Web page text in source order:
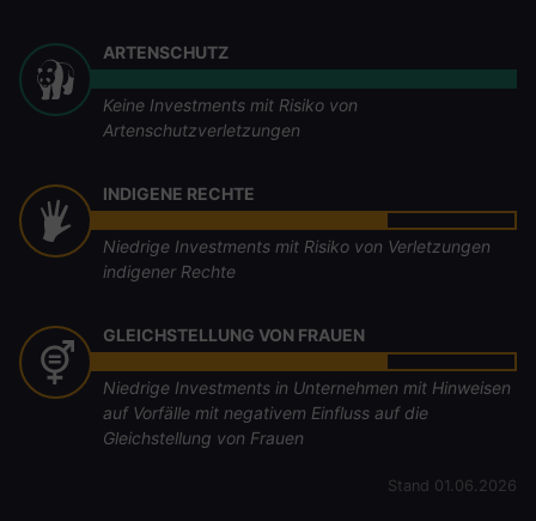
ARTENSCHUTZ
Keine Investments mit Risiko von
Artenschutzverletzungen
INDIGENE RECHTE
Niedrige Investments mit Risiko von Verletzungen
indigener Rechte
GLEICHSTELLUNG VON FRAUEN
Niedrige Investments in Unternehmen mit Hinweisen
auf Vorfälle mit negativem Einfluss auf die
Gleichstellung von Frauen
Stand 01.06.2026